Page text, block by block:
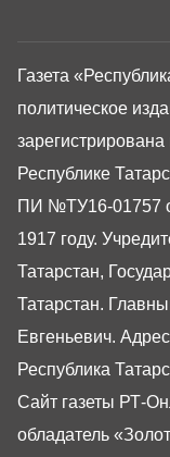
Газета
политическое
Республике
ПИ №ТУ16-01757
1917 году.
Татарстан,
Татарстан.
Евгеньевич.
Республика
Сайт газеты РТ-
обладатель